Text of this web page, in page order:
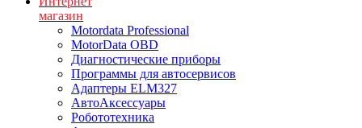
магазин
Motordata Professional
MotorData OBD
Диагностические приборы
Программы для автосервисов
Адаптеры ELM327
АвтоАксессуары
Робототехника